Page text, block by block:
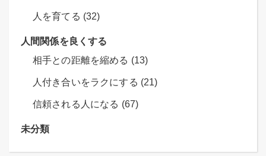
人を育てる (32)
人間関係を良くする
相手との距離を縮める (13)
人付き合いをラクにする (21)
信頼される人になる (67)
未分類